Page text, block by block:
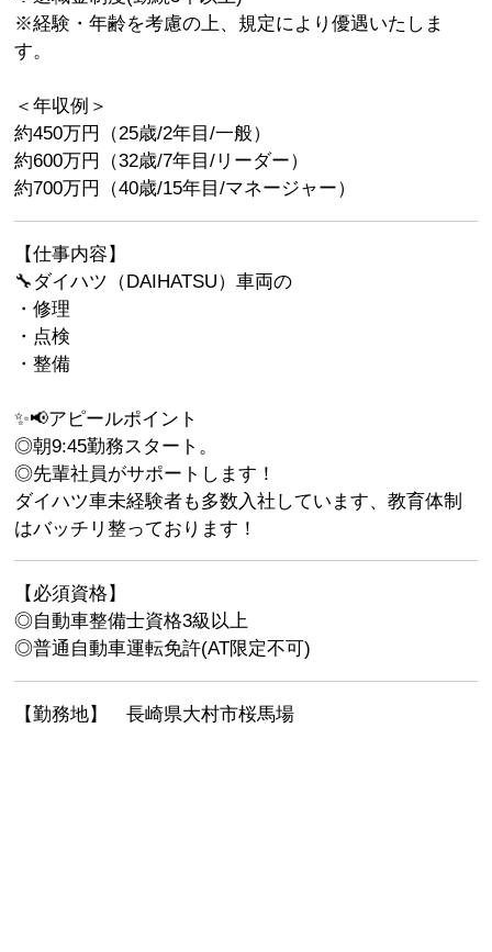
※経験・年齢を考慮の上、規定により優遇いたしま
す。
＜年収例＞
約450万円（25歳/2年目/一般）
約600万円（32歳/7年目/リーダー）
約700万円（40歳/15年目/マネージャー）
【仕事内容】
🔧ダイハツ（DAIHATSU）車両の
・修理
・点検
・整備
✨📢アピールポイント
◎朝9:45勤務スタート。
◎先輩社員がサポートします！
ダイハツ車未経験者も多数入社しています、教育体制
はバッチリ整っております！
【必須資格】
◎自動車整備士資格3級以上
◎普通自動車運転免許(AT限定不可)
【勤務地】 長崎県大村市桜馬場